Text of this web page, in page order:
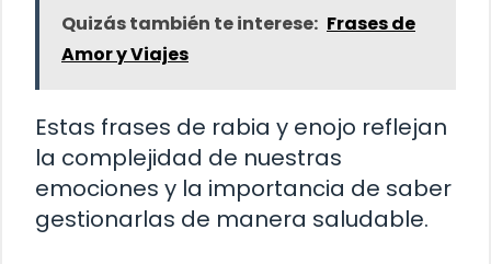
Quizás también te interese: Frases de
Amor y Viajes
Estas frases de rabia y enojo reflejan
la complejidad de nuestras
emociones y la importancia de saber
gestionarlas de manera saludable.